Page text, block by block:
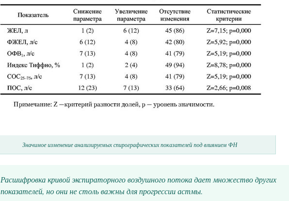
Значимое изменение анализируемых спирографических показателей под влиянием ФН
Расшифровка кривой экспираторного воздушного потока дает множество других
показателей, но они не столь важны для прогрессии астмы.